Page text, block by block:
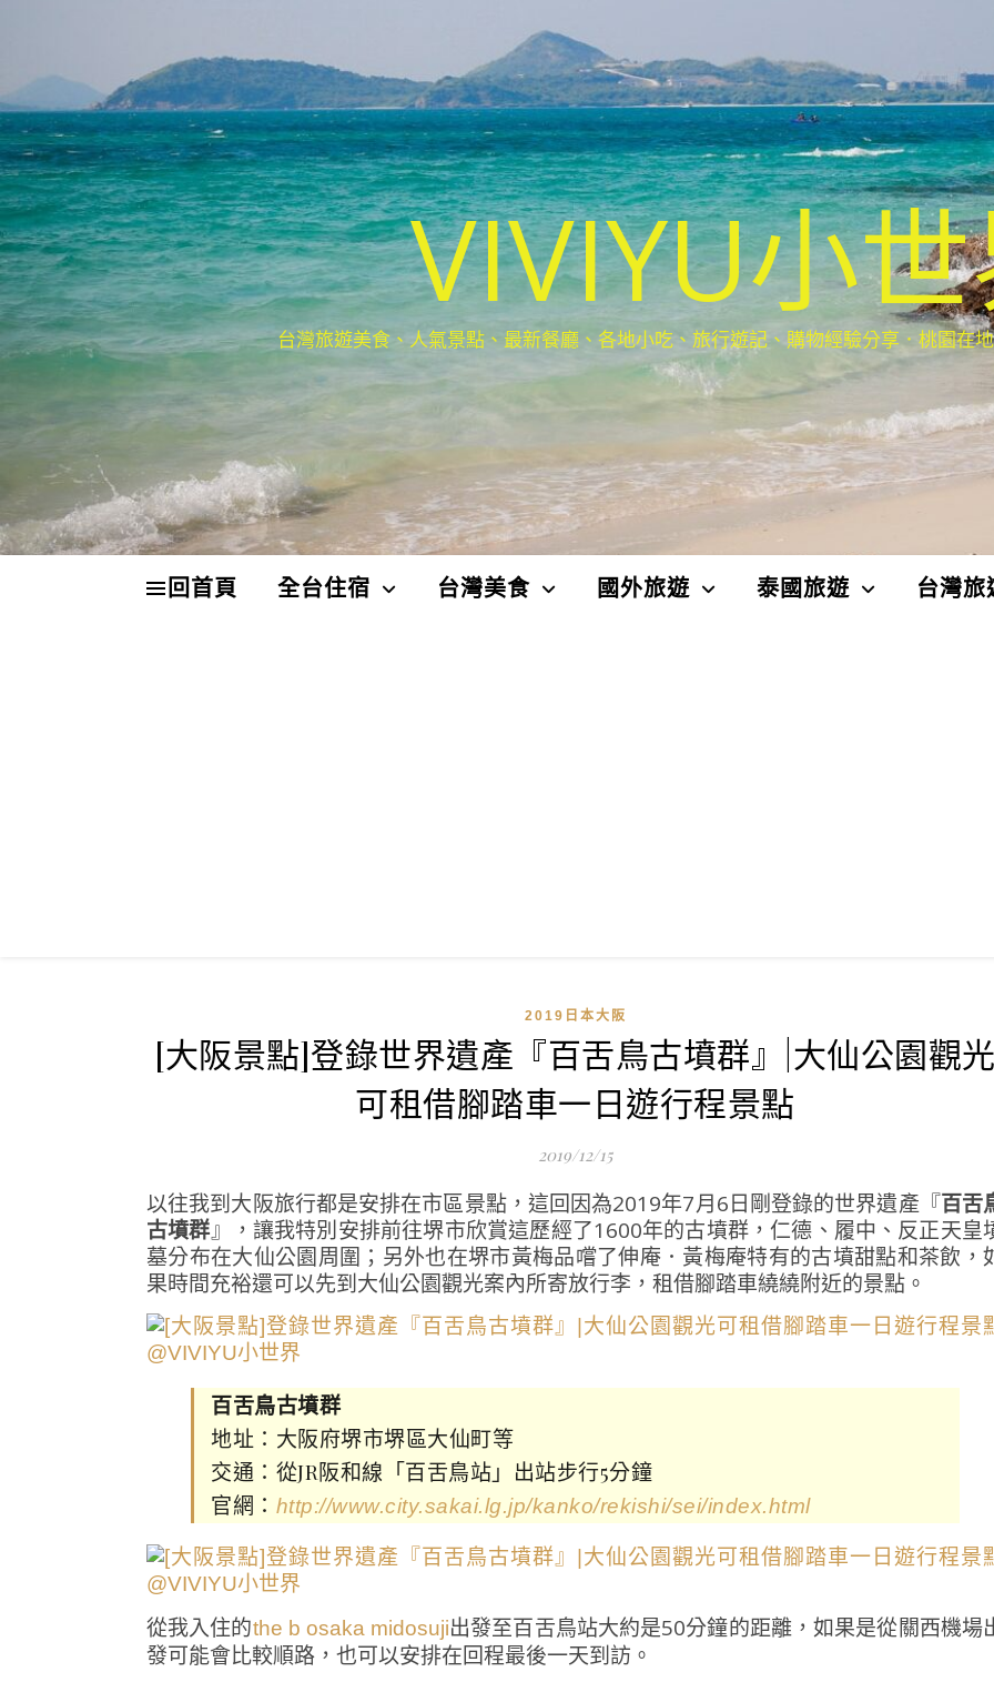
VIVIYU小
台灣旅遊美食、人氣景點、最新餐廳、各地小吃、旅行遊記、購物經驗分享．桃園在
回首頁 全台住宿 台灣美食 國外旅遊 泰國旅遊 台灣旅
2019日本大阪
[大阪景點]登錄世界遺產『百舌鳥古墳群』|大仙公園觀
可租借腳踏車一日遊行程景點
2019/12/15
以往我到大阪旅行都是安排在市區景點，這回因為2019年7月6日剛登錄的世界遺產『百舌
古墳群』，讓我特別安排前往堺市欣賞這歷經了1600年的古墳群，仁德、履中、反正天皇
墓分布在大仙公園周圍；另外也在堺市黃梅品嚐了伸庵．黃梅庵特有的古墳甜點和茶飲，
果時間充裕還可以先到大仙公園觀光案內所寄放行李，租借腳踏車繞繞附近的景點。
百舌鳥古墳群
地址：大阪府堺市堺區大仙町等
交通：從JR阪和線「百舌鳥站」出站步行5分鐘
官網： http://www.city.sakai.lg.jp/kanko/rekishi/sei/index.html
從我入住的the b osaka midosuji出發至百舌鳥站大約是50分鐘的距離，如果是從關西機場
發可能會比較順路，也可以安排在回程最後一天到訪。